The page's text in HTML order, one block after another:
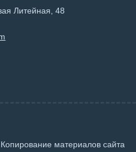
Литейная, 48
материалов сайта